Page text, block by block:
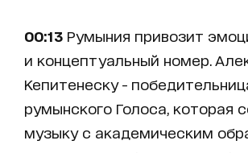
00:13 Румыния привозит
и концептуальный номер.
Кепитенеску -
румынского Голоса, которая
музыку с академическим